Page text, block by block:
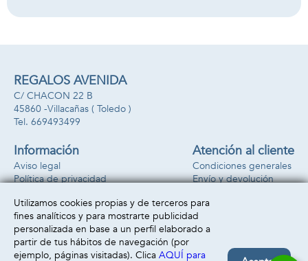
Accesorios.
cm.
REGALOS AVENIDA
C/ CHACON 22 B
45860 -Villacañas ( Toledo )
669493499
Información
Aviso legal
Política de privacidad
Atención al cliente
Condiciones generales
Envío y devolución
Formas de pago
Utilizamos cookies propias y de terceros para
fines analíticos y para mostrarte publicidad
personalizada en base a un perfil elaborado a
partir de tus hábitos de navegación (por
ejemplo, páginas visitadas). Clica AQUÍ para